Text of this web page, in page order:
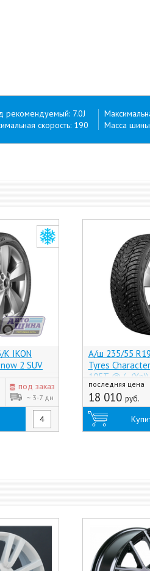
рекомендуемый: 7.0J
скорость: 190
Масса
IKON
2 SUV
под заказ
~ 3-7 дн
А/ш 235/55
Tyres
105T @ (-, (Хр))
последняя цена
18 010 руб.